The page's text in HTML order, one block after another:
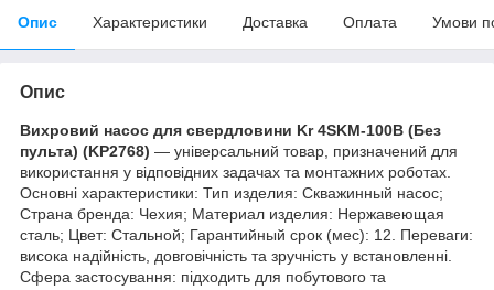
Опис Характеристики Доставка Оплата Умови
Опис
Вихровий насос для свердловини Kr 4SKM-100B (Без
пульта) (KP2768) — універсальний товар, призначений для
використання у відповідних задачах та монтажних роботах.
Основні характеристики: Тип изделия: Скважинный насос;
Страна бренда: Чехия; Материал изделия: Нержавеющая
сталь; Цвет: Стальной; Гарантийный срок (мес): 12. Переваги:
висока надійність, довговічність та зручність у встановленні.
Сфера застосування: підходить для побутового та